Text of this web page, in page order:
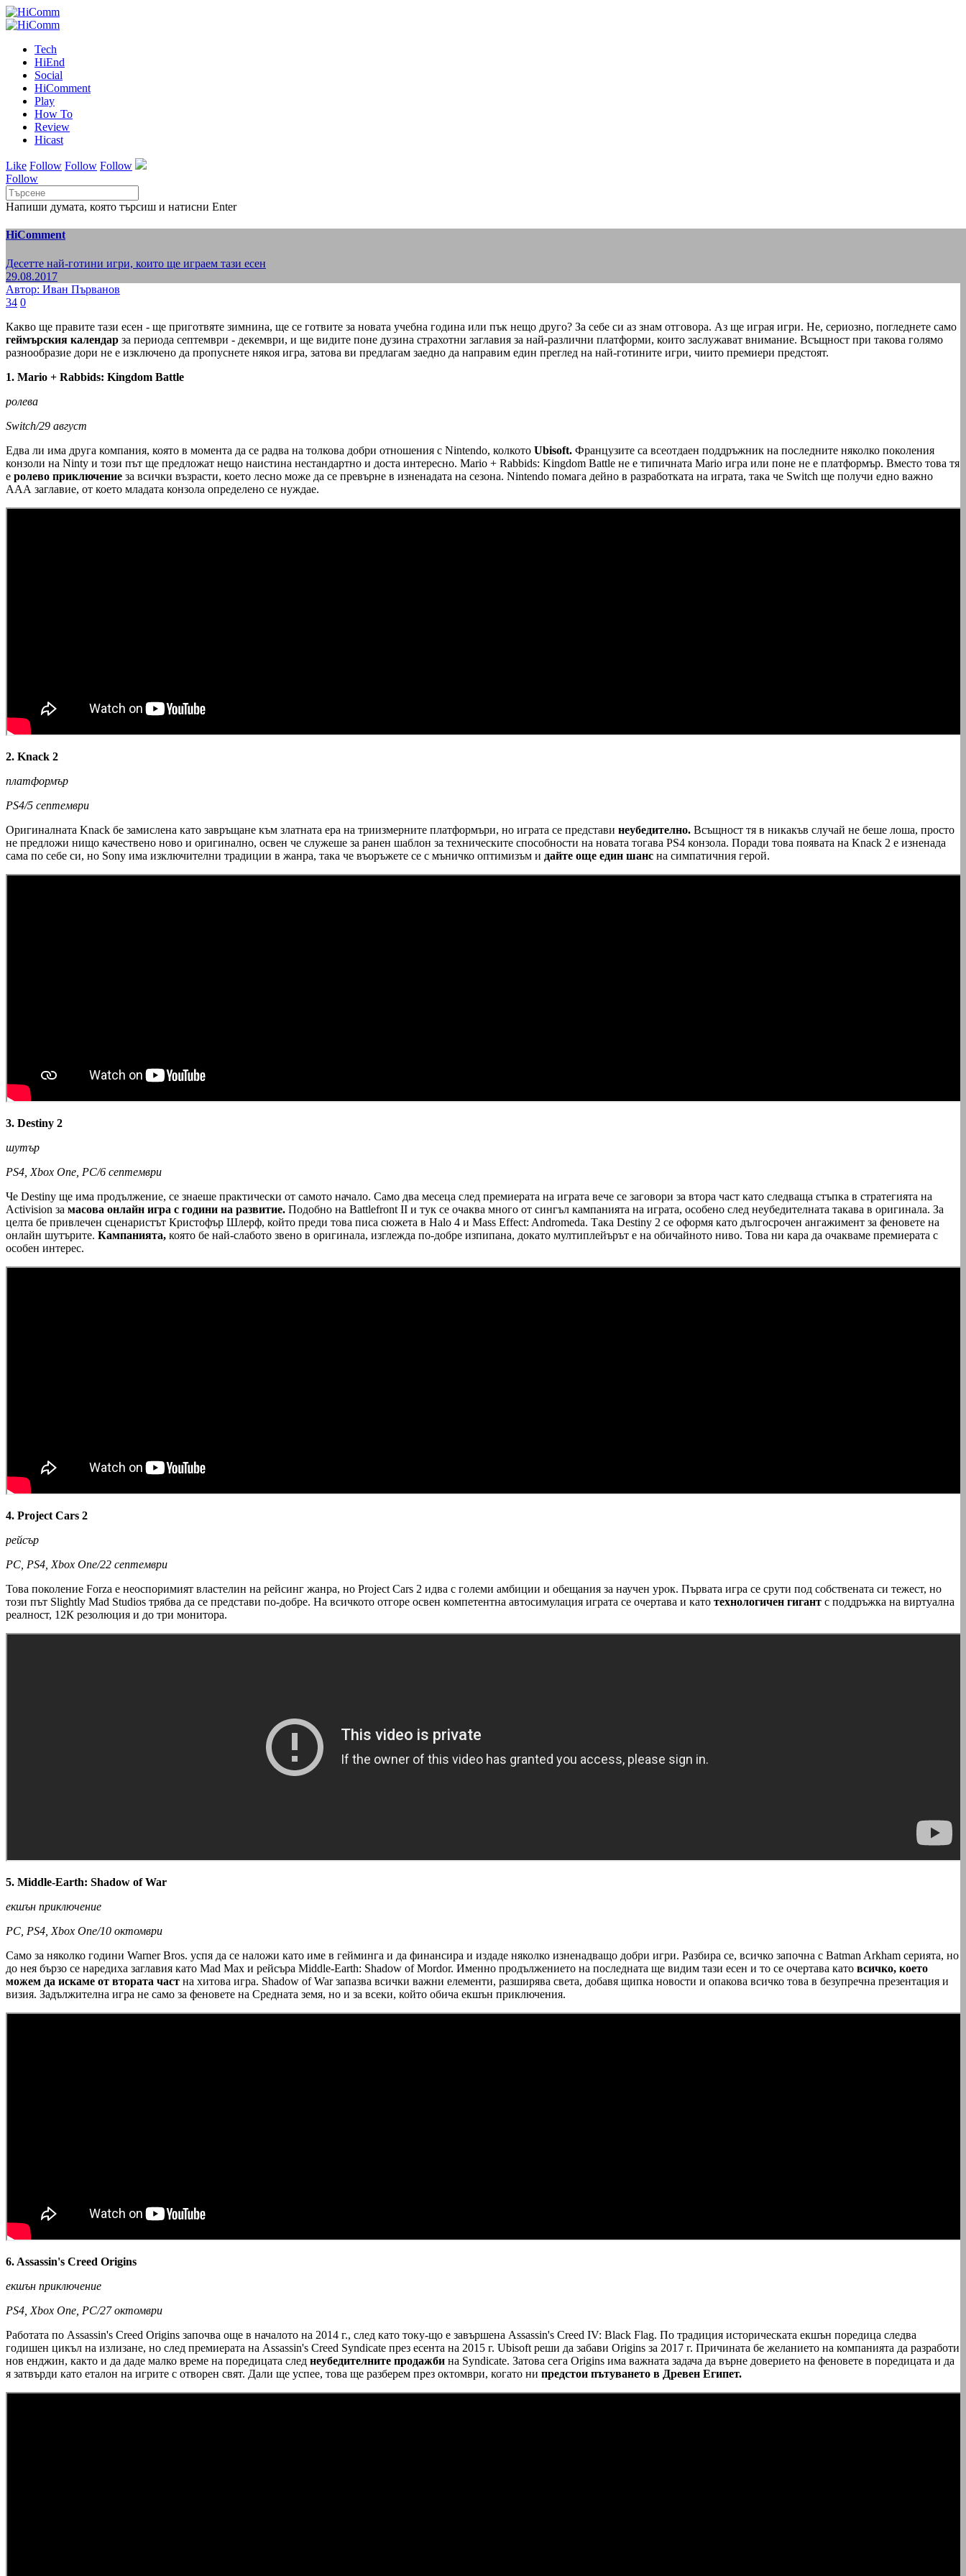
Tech
HiEnd
Social
HiComment
Play
How To
Review
Hicast
Like Follow Follow Follow
Follow
Напиши думата, която търсиш и натисни Enter
HiComment
Десетте най-готини игри, които ще играем тази есен
29.08.2017
Автор: Иван Първанов
34 0
Какво ще правите тази есен - ще приготвяте зимнина, ще се готвите за новата учебна година или пък нещо друго? За себе си аз знам отговора. Аз ще играя игри. Не, сериозно, погледнете само
геймърския календар за периода септември - декември, и ще видите поне дузина страхотни заглавия за най-различни платформи, които заслужават внимание. Всъщност при такова голямо
разнообразие дори не е изключено да пропуснете някоя игра, затова ви предлагам заедно да направим един преглед на най-готините игри, чиито премиери предстоят.
1. Mario + Rabbids: Kingdom Battle
ролева
Switch/29 август
Едва ли има друга компания, която в момента да се радва на толкова добри отношения с Nintendo, колкото Ubisoft. Французите са всеотдаен поддръжник на последните няколко поколения
конзоли на Ninty и този път ще предложат нещо наистина нестандартно и доста интересно. Mario + Rabbids: Kingdom Battle не е типичната Mario игра или поне не е платформър. Вместо това тя
е ролево приключение за всички възрасти, което лесно може да се превърне в изненадата на сезона. Nintendo помага дейно в разработката на играта, така че Switch ще получи едно важно
ААА заглавие, от което младата конзола определено се нуждае.
2. Knack 2
платформър
PS4/5 септември
Оригиналната Knack бе замислена като завръщане към златната ера на триизмерните платформъри, но играта се представи неубедително. Всъщност тя в никакъв случай не беше лоша, просто
не предложи нищо качествено ново и оригинално, освен че служеше за ранен шаблон за техническите способности на новата тогава PS4 конзола. Поради това появата на Knack 2 е изненада
сама по себе си, но Sony има изключителни традиции в жанра, така че въоръжете се с мъничко оптимизъм и дайте още един шанс на симпатичния герой.
3. Destiny 2
шутър
PS4, Xbox One, PC/6 септември
Че Destiny ще има продължение, се знаеше практически от самото начало. Само два месеца след премиерата на играта вече се заговори за втора част като следваща стъпка в стратегията на
Activision за масова онлайн игра с години на развитие. Подобно на Battlefront II и тук се очаква много от сингъл кампанията на играта, особено след неубедителната такава в оригинала. За
целта бе привлечен сценаристът Кристофър Шлерф, който преди това писа сюжета в Halo 4 и Mass Effect: Andromeda. Така Destiny 2 се оформя като дългосрочен ангажимент за феновете на
онлайн шутърите. Кампанията, която бе най-слабото звено в оригинала, изглежда по-добре изпипана, докато мултиплейърът е на обичайното ниво. Това ни кара да очакваме премиерата с
особен интерес.
4. Project Cars 2
рейсър
PC, PS4, Xbox One/22 септември
Това поколение Forza е неоспоримият властелин на рейсинг жанра, но Project Cars 2 идва с големи амбиции и обещания за научен урок. Първата игра се срути под собствената си тежест, но
този път Slightly Mad Studios трябва да се представи по-добре. На всичкото отгоре освен компетентна автосимулация играта се очертава и като технологичен гигант с поддръжка на виртуална
реалност, 12К резолюция и до три монитора.
5. Middle-Earth: Shadow of War
екшън приключение
PC, PS4, Xbox One/10 октомври
Само за няколко години Warner Bros. успя да се наложи като име в гейминга и да финансира и издаде няколко изненадващо добри игри. Разбира се, всичко започна с Batman Arkham серията, но
до нея бързо се наредиха заглавия като Mad Max и рейсъра Middle-Earth: Shadow of Mordor. Именно продължението на последната ще видим тази есен и то се очертава като всичко, което
можем да искаме от втората част на хитова игра. Shadow of War запазва всички важни елементи, разширява света, добавя щипка новости и опакова всичко това в безупречна презентация и
визия. Задължителна игра не само за феновете на Средната земя, но и за всеки, който обича екшън приключения.
6. Assassin's Creed Origins
екшън приключение
PS4, Xbox One, PC/27 октомври
Работата по Assassin's Creed Origins започва още в началото на 2014 г., след като току-що е завършена Assassin's Creed IV: Black Flag. По традиция историческата екшън поредица следва
годишен цикъл на излизане, но след премиерата на Assassin's Creed Syndicate през есента на 2015 г. Ubisoft реши да забави Origins за 2017 г. Причината бе желанието на компанията да разработи
нов енджин, както и да даде малко време на поредицата след неубедителните продажби на Syndicate. Затова сега Origins има важната задача да върне доверието на феновете в поредицата и да
я затвърди като еталон на игрите с отворен свят. Дали ще успее, това ще разберем през октомври, когато ни предстои пътуването в Древен Египет.